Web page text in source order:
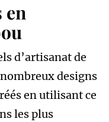
en
d’artisanat de
designs
en utilisant ce
les plus